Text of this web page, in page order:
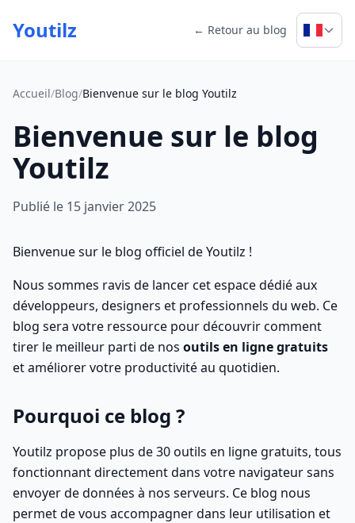
Youtilz ← Retour au blog
Accueil/Blog/Bienvenue sur le blog Youtilz
Bienvenue sur le blog
Youtilz
Publié le 15 janvier 2025
Bienvenue sur le blog officiel de Youtilz !
Nous sommes ravis de lancer cet espace dédié aux
développeurs, designers et professionnels du web. Ce
blog sera votre ressource pour découvrir comment
tirer le meilleur parti de nos outils en ligne gratuits
et améliorer votre productivité au quotidien.
Pourquoi ce blog ?
Youtilz propose plus de 30 outils en ligne gratuits, tous
fonctionnant directement dans votre navigateur sans
envoyer de données à nos serveurs. Ce blog nous
permet de vous accompagner dans leur utilisation et